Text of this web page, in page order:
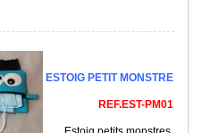
ESTOIG PETIT MONSTRE
REF.EST-PM01